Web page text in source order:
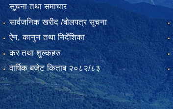
सूचना तथा समाचार
सार्वजनिक खरीद /बोलपत्र सूचना
ऐन, कानुन तथा निर्देशिका
कर तथा शुल्कहरु
वार्षिक बजेट किताब २०८२/८३